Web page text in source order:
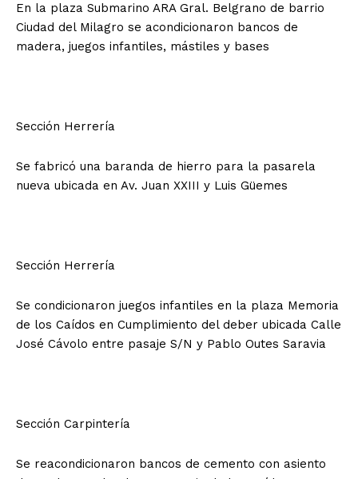
En la plaza Submarino ARA Gral. Belgrano de barrio
Ciudad del Milagro se acondicionaron bancos de
madera, juegos infantiles, mástiles y bases
Sección Herrería
Se fabricó una baranda de hierro para la pasarela
nueva ubicada en Av. Juan XXIII y Luis Güemes
Sección Herrería
Se condicionaron juegos infantiles en la plaza Memoria
de los Caídos en Cumplimiento del deber ubicada Calle
José Cávolo entre pasaje S/N y Pablo Outes Saravia
Sección Carpintería
Se reacondicionaron bancos de cemento con asiento